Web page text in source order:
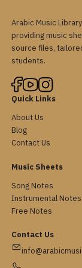
Arabic Music
providing music
source files,
students.
Quick Links
About Us
Blog
Contact Us
Music Sheets
Song Notes
Instrumental Notes
Free Notes
Contact Us